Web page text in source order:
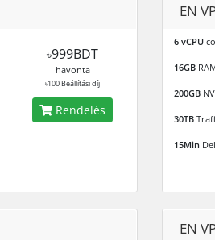
৳999BDT
havonta
৳100 Beállítási díj
Rendelés
EN
6 vCPU
16GB
200GB
30TB
15Min
EN